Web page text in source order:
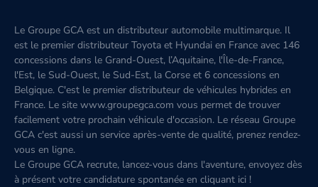
Le Groupe GCA est un distributeur automobile multimarque. Il
est le premier distributeur Toyota et Hyundai en France avec 146
concessions dans le Grand-Ouest, l’Aquitaine, l'Île-de-France,
l'Est, le Sud-Ouest, le Sud-Est, la Corse et 6 concessions en
Belgique. C'est le premier distributeur de véhicules hybrides en
France. Le site www.groupegca.com vous permet de trouver
facilement votre prochain véhicule d'occasion. Le réseau Groupe
GCA c'est aussi un service après-vente de qualité, prenez rendez-
vous en ligne.
Le Groupe GCA recrute, lancez-vous dans l'aventure, envoyez dès
à présent votre candidature spontanée en cliquant ici !